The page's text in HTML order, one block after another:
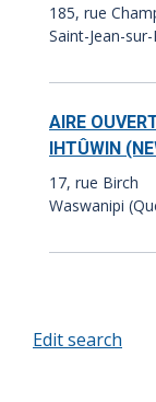
185, rue
Saint-Jean-
AIRE
IHTÛWIN
17, rue Birch
Waswanipi
Edit search